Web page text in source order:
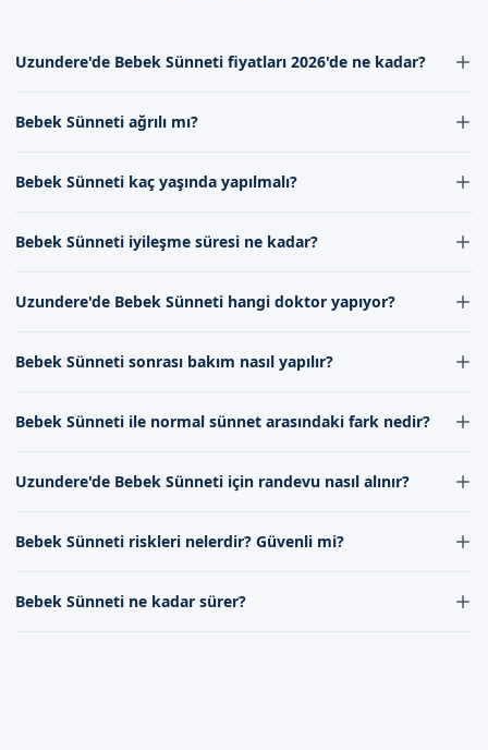
aileler, randevu formumuzdan bize ulaşabilir. İletişim
Sünnetçim olarak, yıllardır binlerce aileye hizmet vermenin
Randevu formumuzdan bize ulaşarak, bebek sünneti hizmeti
aracılığıyla, her türlü sorunuzun cevabını bulabilirsiniz.
Uzundere'de Bebek Sünneti fiyatları 2026'de ne kadar?
uzmanlığa göre değişkenlik göstermektedir. Ekibimiz ile iletişime
Bebek Sünneti ağrılı mı?
Doktorumuz, bebeğinizin rahatlığı için gerekli önlemleri alır.
Bebek Sünneti kaç yaşında yapılmalı?
Ancak bu süre doktorunuzun değerlendirmesine göre değişebilir.
Bebek Sünneti iyileşme süresi ne kadar?
間, doktorunuzun talimatlarına uymak önemlidir.
Uzundere'de Bebek Sünneti hangi doktor yapıyor?
gerçekleştirmektedir. Doktorumuz, deneyim ve uzmanlığa
Bebek Sünneti sonrası bakım nasıl yapılır?
talimatlarına uymak ve gerekli önlemleri almak önemlidir.
Bebek Sünneti ile normal sünnet arasındaki fark nedir?
ağrıya neden olur. Normal sünnet ise farklı yöntemlerle yapılabilir.
Uzundere'de Bebek Sünneti için randevu nasıl alınır?
aracılığıyla veya iletişimimiz kanallarımız üzerinden alınabilir.
Bebek Sünneti riskleri nelerdir? Güvenli mi?
bir işlemdir. Ancak her cerrahi işleminde olduğu gibi bazı riskler
Bebek Sünneti ne kadar sürer?